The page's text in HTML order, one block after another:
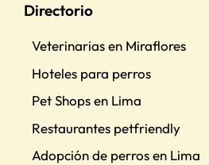
Directorio
Veterinarias en Miraflores
Hoteles para perros
Pet Shops en Lima
Restaurantes petfriendly
Adopción de perros en Lima